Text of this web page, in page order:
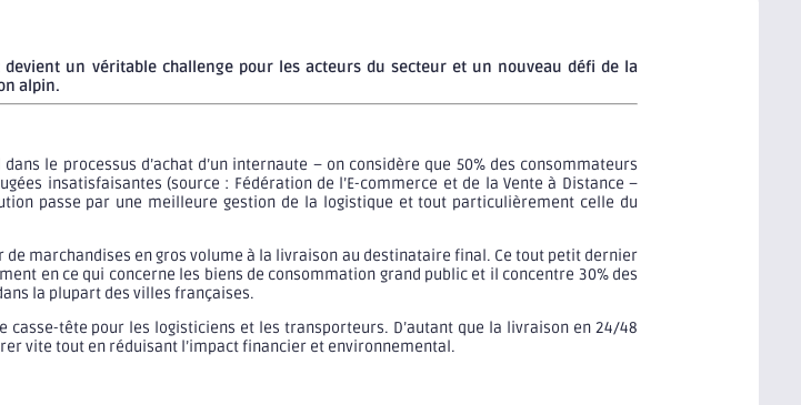
devient un véritable challenge pour les acteurs du secteur et un nouveau défi de la
alpin.
le processus d’achat d’un internaute – on considère que 50% des consommateurs
insatisfaisantes (source : Fédération de l’E-commerce et de la Vente à Distance –
passe par une meilleure gestion de la logistique et tout particulièrement celle du
marchandises en gros volume à la livraison au destinataire final. Ce tout petit dernier
en ce qui concerne les biens de consommation grand public et il concentre 30% des
la plupart des villes françaises.
tête pour les logisticiens et les transporteurs. D’autant que la livraison en 24/48
vite tout en réduisant l’impact financier et environnemental.